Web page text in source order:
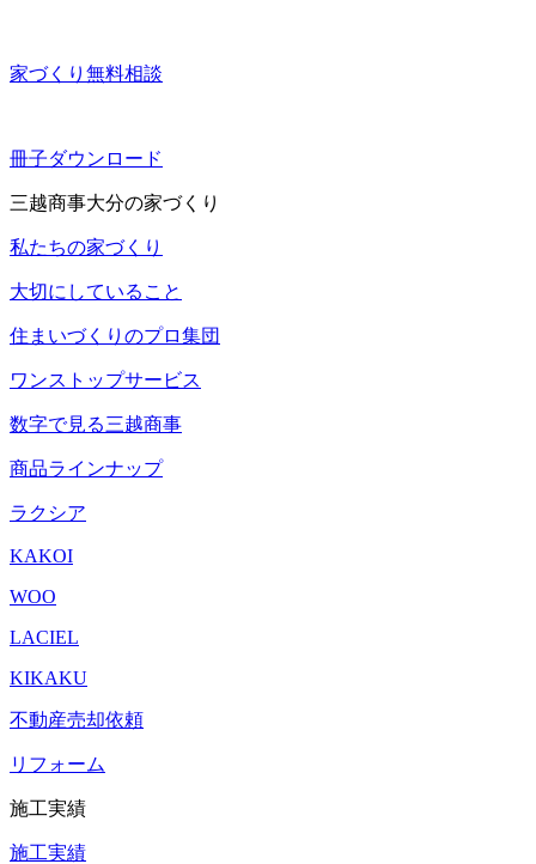
家づくり無料相談
冊子ダウンロード
三越商事大分の家づくり
私たちの家づくり
大切にしていること
住まいづくりのプロ集団
ワンストップサービス
数字で見る三越商事
商品ラインナップ
ラクシア
KAKOI
WOO
LACIEL
KIKAKU
不動産売却依頼
リフォーム
施工実績
施工実績